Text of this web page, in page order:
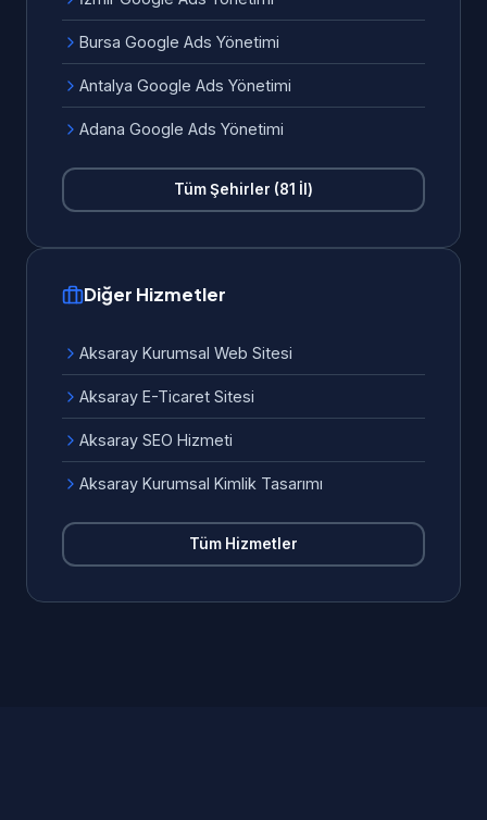
Bursa Google Ads Yönetimi
Antalya Google Ads Yönetimi
Adana Google Ads Yönetimi
Tüm Şehirler (81 İl)
Diğer Hizmetler
Aksaray Kurumsal Web Sitesi
Aksaray E-Ticaret Sitesi
Aksaray SEO Hizmeti
Aksaray Kurumsal Kimlik Tasarımı
Tüm Hizmetler